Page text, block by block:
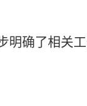
明确了相关